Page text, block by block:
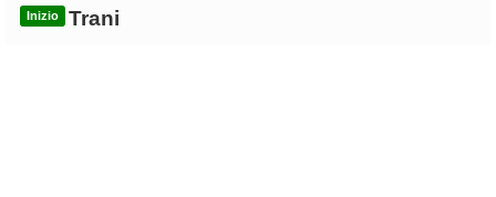
Inizio Trani